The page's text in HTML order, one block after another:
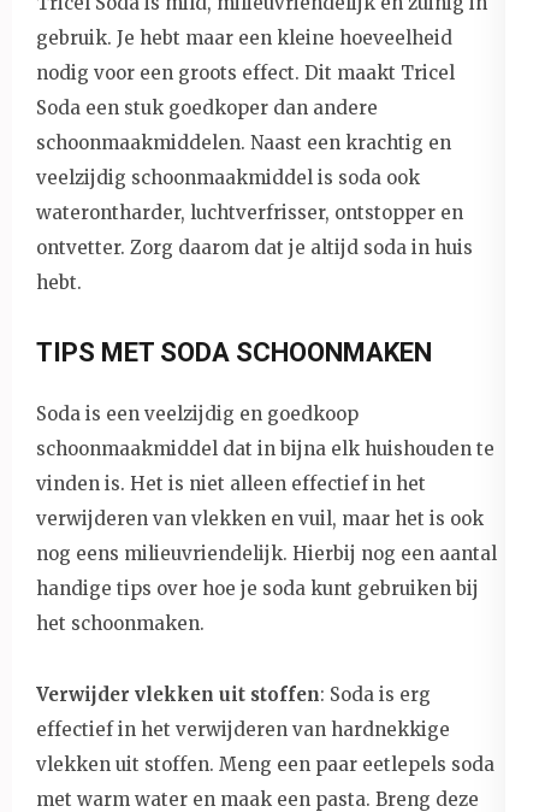
gebruik. Je hebt maar een kleine hoeveelheid
nodig voor een groots effect. Dit maakt Tricel
Soda een stuk goedkoper dan andere
schoonmaakmiddelen. Naast een krachtig en
veelzijdig schoonmaakmiddel is soda ook
waterontharder, luchtverfrisser, ontstopper en
ontvetter. Zorg daarom dat je altijd soda in huis
hebt.
TIPS MET SODA SCHOONMAKEN
Soda is een veelzijdig en goedkoop
schoonmaakmiddel dat in bijna elk huishouden te
vinden is. Het is niet alleen effectief in het
verwijderen van vlekken en vuil, maar het is ook
nog eens milieuvriendelijk. Hierbij nog een aantal
handige tips over hoe je soda kunt gebruiken bij
het schoonmaken.
Verwijder vlekken uit stoffen: Soda is erg
effectief in het verwijderen van hardnekkige
vlekken uit stoffen. Meng een paar eetlepels soda
met warm water en maak een pasta. Breng deze